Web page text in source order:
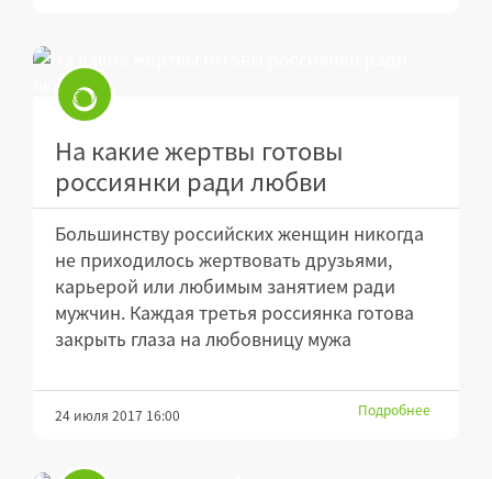
На какие жертвы готовы
россиянки ради любви
Большинству российских женщин никогда
не приходилось жертвовать друзьями,
карьерой или любимым занятием ради
мужчин. Каждая третья россиянка готова
закрыть глаза на любовницу мужа
24 июля 2017 16:00 Подробнее